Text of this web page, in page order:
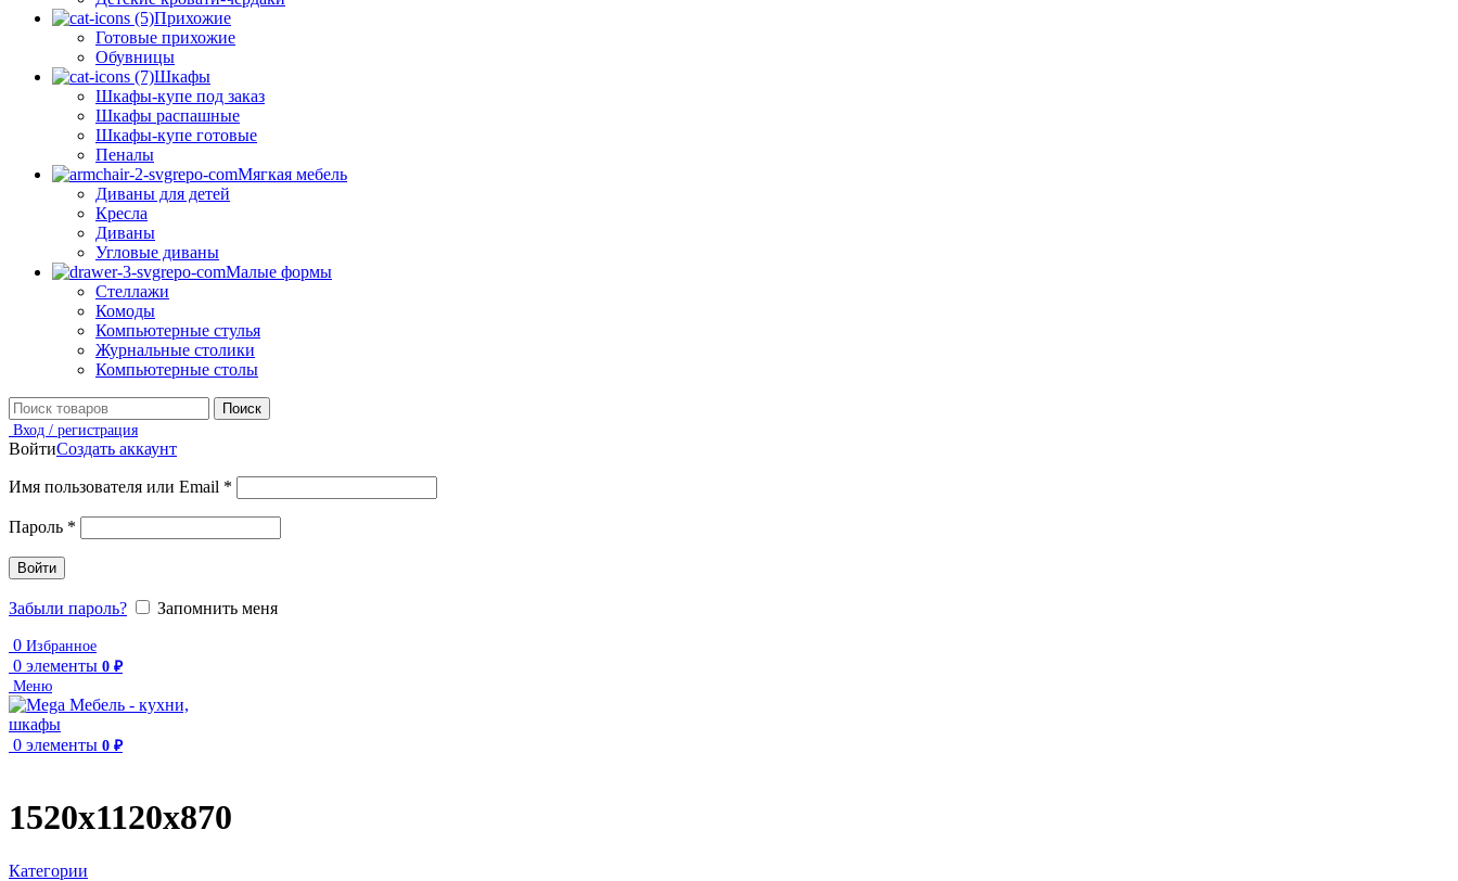
Прихожие
Готовые прихожие
Обувницы
Шкафы
Шкафы-купе под заказ
Шкафы распашные
Шкафы-купе готовые
Пеналы
Мягкая мебель
Диваны для детей
Кресла
Диваны
Угловые диваны
Малые формы
Стеллажи
Комоды
Компьютерные стулья
Журнальные столики
Компьютерные столы
Поиск
Вход / регистрация
ВойтиСоздать аккаунт
Имя пользователя или Email *
Пароль *
Войти
Забыли пароль?
Запомнить меня
0 Избранное
0 элементы 0 ₽
Меню
0 элементы 0 ₽
1520х1120х870
Категории